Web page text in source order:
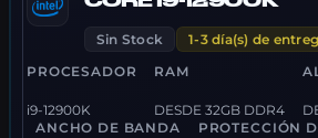
Sin Stock
1-3 día(s) de
PROCESADOR
i9-12900K
RAM
DESDE 32GB DDR4
ANCHO DE BANDA
PROTECCIÓN